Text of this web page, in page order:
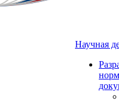
Научная